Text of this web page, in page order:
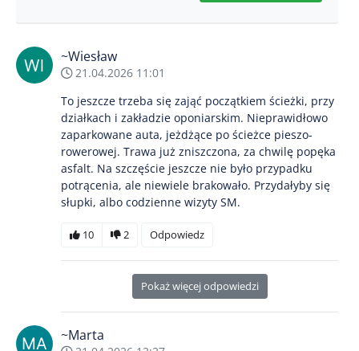
~Wiesław
21.04.2026 11:01
To jeszcze trzeba się zająć początkiem ścieżki, przy
działkach i zakładzie oponiarskim. Nieprawidłowo
zaparkowane auta, jeżdżące po ścieżce pieszo-
rowerowej. Trawa już zniszczona, za chwilę popęka
asfalt. Na szczęście jeszcze nie było przypadku
potrącenia, ale niewiele brakowało. Przydałyby się
słupki, albo codzienne wizyty SM.
10 2 Odpowiedz
Pokaż więcej odpowiedzi
~Marta